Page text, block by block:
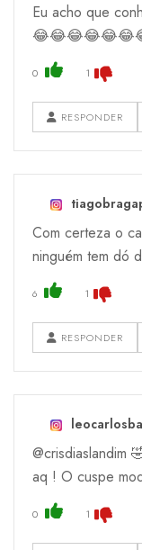
Eu acho que
0 1
RESPONDER
Com certeza o
ninguém tem dó
6 1
RESPONDER
@crisdiaslandim
aq ! O cuspe
0 1